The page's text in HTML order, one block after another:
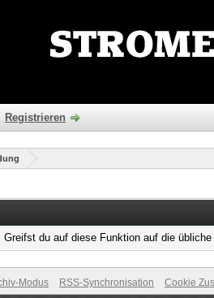
Registrieren
Greifst du auf diese Funktion auf die
Modus RSS-Synchronisation Cookie